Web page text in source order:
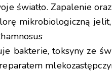
światło. Zapalenie
mikrobiologiczną
bakterie, toksyny ze